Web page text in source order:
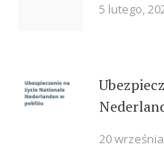
5 lutego,
20